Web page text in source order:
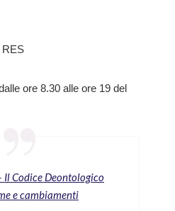
RES
ore 8.30 alle ore 19 del
Il Codice Deontologico
e cambiamenti